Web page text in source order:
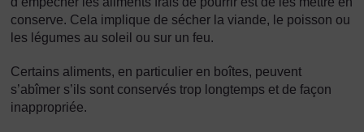
conserve. Cela implique de sécher la viande, le poisson ou
les légumes au soleil ou sur un feu.
Certains aliments, en particulier en boîtes, peuvent
s’abîmer s’ils sont conservés trop longtemps et de façon
inappropriée.